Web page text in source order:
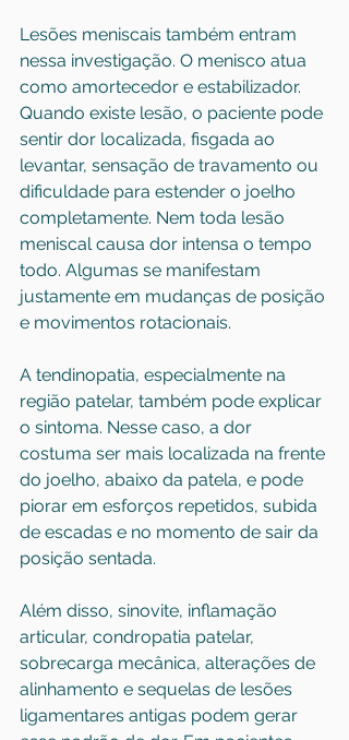
Lesões meniscais também entram
nessa investigação. O menisco atua
como amortecedor e estabilizador.
Quando existe lesão, o paciente pode
sentir dor localizada, fisgada ao
levantar, sensação de travamento ou
dificuldade para estender o joelho
completamente. Nem toda lesão
meniscal causa dor intensa o tempo
todo. Algumas se manifestam
justamente em mudanças de posição
e movimentos rotacionais.
A tendinopatia, especialmente na
região patelar, também pode explicar
o sintoma. Nesse caso, a dor
costuma ser mais localizada na frente
do joelho, abaixo da patela, e pode
piorar em esforços repetidos, subida
de escadas e no momento de sair da
posição sentada.
Além disso, sinovite, inflamação
articular, condropatia patelar,
sobrecarga mecânica, alterações de
alinhamento e sequelas de lesões
ligamentares antigas podem gerar